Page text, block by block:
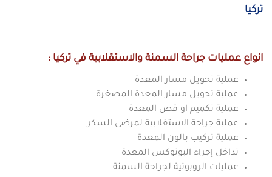
تركيا
انواع عمليات جراحة السمنة والاستقلابية في تركيا :
عملية تحويل مسار المعدة
عملية تحويل مسار المعدة المصغرة
عملية تكميم او قص المعدة
عملية جراحة الاستقلابية لمرضى السكر
عملية تركيب بالون المعدة
تداخل إجراء البوتوكس المعدة
عمليات الروبوتية لجراحة السمنة